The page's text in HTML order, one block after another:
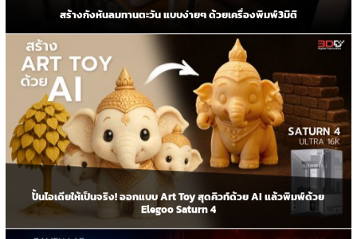
สร้างกังหันลมทานตะวัน แบบง่ายๆ ด้วยเครื่องพิมพ์3มิติ
ปั้นไอเดียให้เป็นจริง! ออกแบบ Art Toy สุดคิวท์ด้วย AI แล้วพิมพ์ด้วย
Elegoo Saturn 4